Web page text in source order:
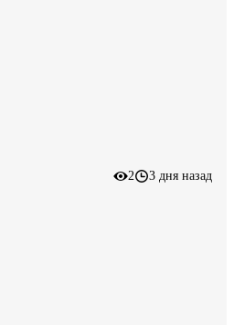
2 3 дня назад